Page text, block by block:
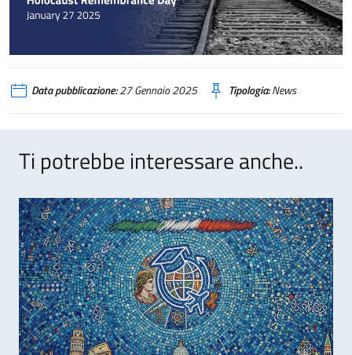
Data pubblicazione:27 Gennaio 2025 Tipologia:News
Ti potrebbe interessare anche..